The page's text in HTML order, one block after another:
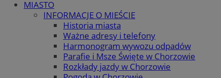
MIASTO
INFORMACJE O MIEŚCIE
Historia miasta
Ważne adresy i telefony
Harmonogram wywozu odpadów
Parafie i Msze Święte w Chorzowie
Rozkłady jazdy w Chorzowie